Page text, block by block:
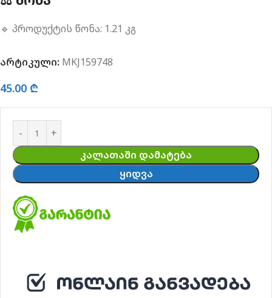
🔹 პროდუქტის წონა: 1.21 კგ
არტიკული: MKJ159748
45.00 ₾
ᲙᲐᲚᲐᲗᲐᲨᲘ ᲓᲐᲛᲐᲢᲔᲑᲐ
ᲧᲘᲓᲕᲐ